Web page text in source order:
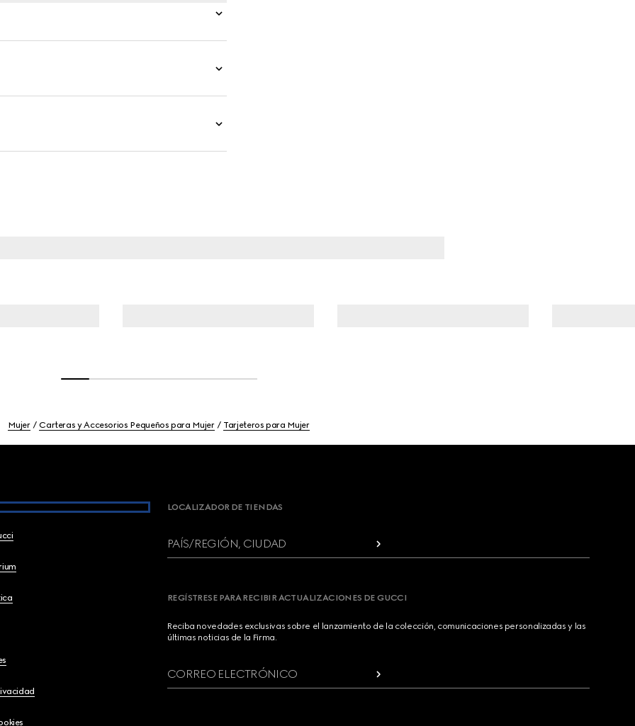
Mujer Carteras y Accesorios Pequeños para Mujer Tarjeteros para Mujer
LOCALIZADOR DE TIENDAS
PAÍS/REGIÓN, CIUDAD
REGÍSTRESE PARA RECIBIR ACTUALIZACIONES DE GUCCI
Reciba novedades exclusivas sobre el lanzamiento de la colección, comunicaciones personalizadas y las
últimas noticias de la Firma.
CORREO ELECTRÓNICO